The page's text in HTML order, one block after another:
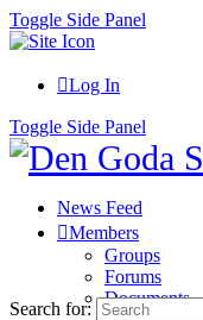
Toggle Side Panel
Log In
Toggle Side Panel
News Feed
Members
Groups
Forums
Documents
Search for: